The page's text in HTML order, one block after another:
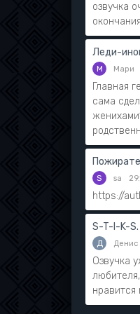
озвучка
М Мари
Главная
сама
S sa
https://
Д Денис
Озвучка
нравится